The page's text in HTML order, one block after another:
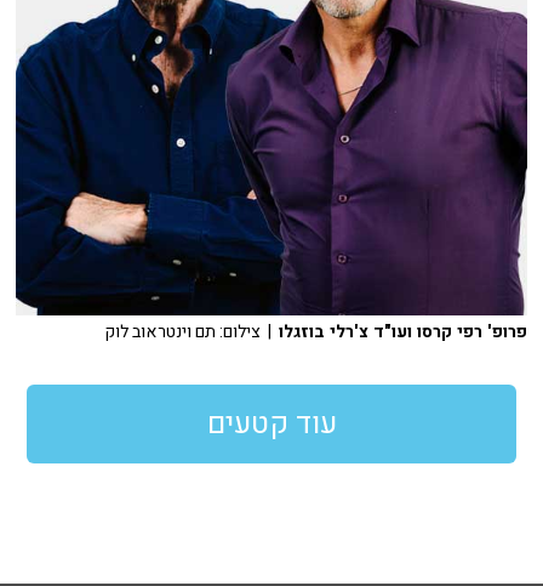
פרופ' רפי קרסו ועו"ד צ'רלי בוזגלו | צילום: תם וינטראוב לוק
עוד קטעים